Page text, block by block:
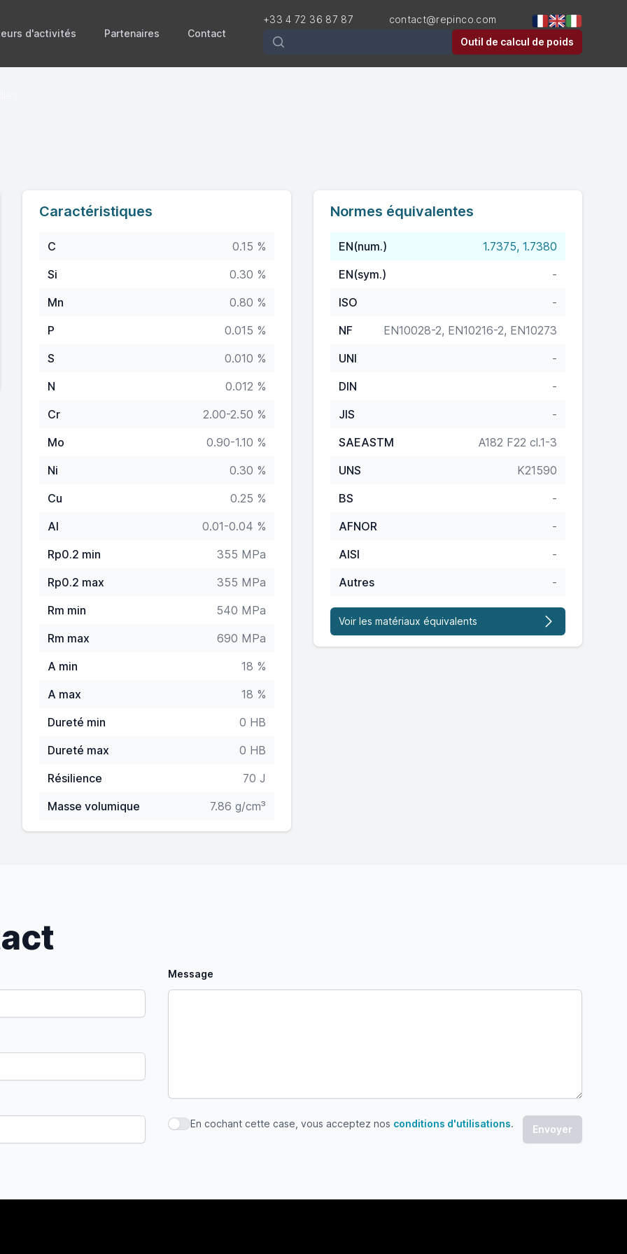
d'activités Partenaires Contact
+33 4 72 36 87 87 contact@repinco.com
Rechercher Outil de calcul de poids
Caractéristiques
C
0.15 %
Si
0.30 %
Mn
0.80 %
P
0.015 %
S
0.010 %
N
0.012 %
Cr
2.00-2.50 %
Mo
0.90-1.10 %
Ni
0.30 %
Cu
0.25 %
Al
0.01-0.04 %
Rp0.2 min
355 MPa
Rp0.2 max
355 MPa
Rm min
540 MPa
Rm max
690 MPa
A min
18 %
A max
18 %
Dureté min
0 HB
Dureté max
0 HB
Résilience
70 J
Masse volumique
7.86 g/cm³
Normes équivalentes
EN(num.)
1.7375, 1.7380
EN(sym.)
-
ISO
-
NF
EN10028-2, EN10216-2, EN10273
UNI
-
DIN
-
JIS
-
SAEASTM
A182 F22 cl.1-3
UNS
K21590
BS
-
AFNOR
-
AISI
-
Autres
-
Voir les matériaux équivalents
Message
En cochant cette case, vous acceptez nos conditions d'utilisations
En cochant cette case, vous acceptez nos conditions d'utilisations.